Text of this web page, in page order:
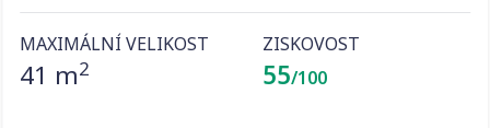
MAXIMÁLNÍ VELIKOST
41 m2
ZISKOVOST
55/100